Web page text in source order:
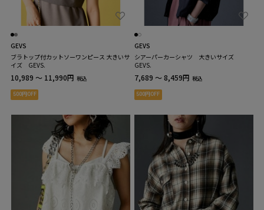
GEVS
ブラトップ付カットソーワンピース 大きいサ
イズ GEVS.
10,989 ～ 11,990円 税込
500円OFF
GEVS
シアーパーカーシャツ 大きいサイズ
GEVS.
7,689 ～ 8,459円 税込
500円OFF